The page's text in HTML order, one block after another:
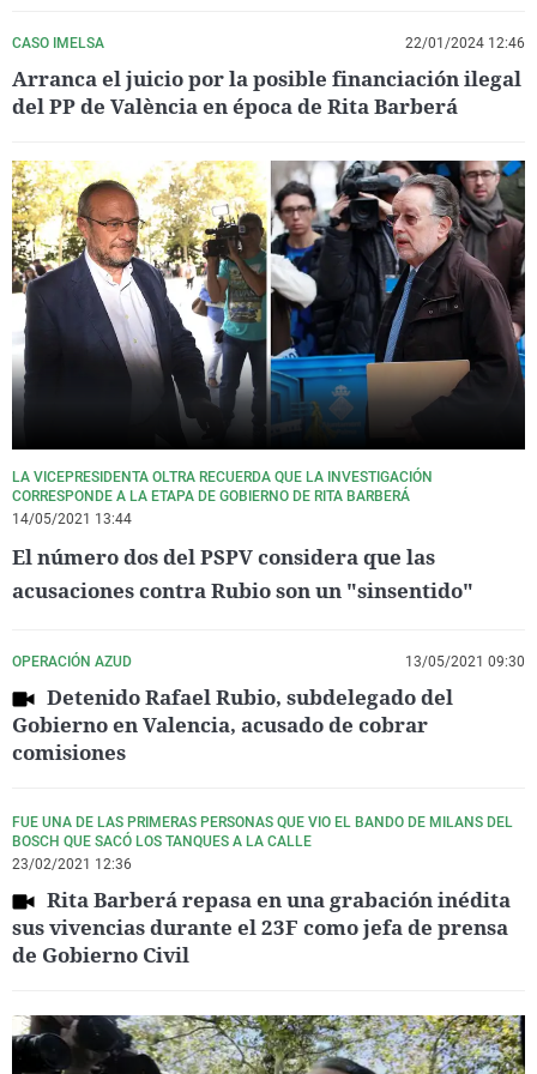
CASO IMELSA 22/01/2024 12:46
Arranca el juicio por la posible financiación ilegal
del PP de València en época de Rita Barberá
LA VICEPRESIDENTA OLTRA RECUERDA QUE LA INVESTIGACIÓN
CORRESPONDE A LA ETAPA DE GOBIERNO DE RITA BARBERÁ
14/05/2021 13:44
El número dos del PSPV considera que las
acusaciones contra Rubio son un "sinsentido"
OPERACIÓN AZUD 13/05/2021 09:30
Detenido Rafael Rubio, subdelegado del
Gobierno en Valencia, acusado de cobrar
comisiones
FUE UNA DE LAS PRIMERAS PERSONAS QUE VIO EL BANDO DE MILANS DEL
BOSCH QUE SACÓ LOS TANQUES A LA CALLE
23/02/2021 12:36
Rita Barberá repasa en una grabación inédita
sus vivencias durante el 23F como jefa de prensa
de Gobierno Civil